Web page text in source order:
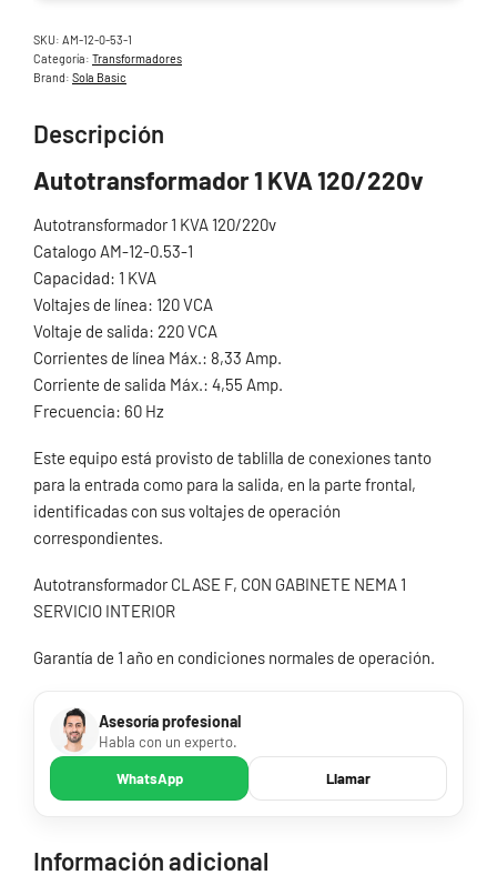
SKU: AM-12-0-53-1
Categoría: Transformadores
Brand: Sola Basic
Descripción
Autotransformador 1 KVA 120/220v
Autotransformador 1 KVA 120/220v
Catalogo AM-12-0.53-1
Capacidad: 1 KVA
Voltajes de línea: 120 VCA
Voltaje de salida: 220 VCA
Corrientes de línea Máx.: 8,33 Amp.
Corriente de salida Máx.: 4,55 Amp.
Frecuencia: 60 Hz
Este equipo está provisto de tablilla de conexiones tanto
para la entrada como para la salida, en la parte frontal,
identificadas con sus voltajes de operación
correspondientes.
Autotransformador CLASE F, CON GABINETE NEMA 1
SERVICIO INTERIOR
Garantía de 1 año en condiciones normales de operación.
Asesoría profesional
Habla con un experto.
WhatsApp Llamar
Información adicional